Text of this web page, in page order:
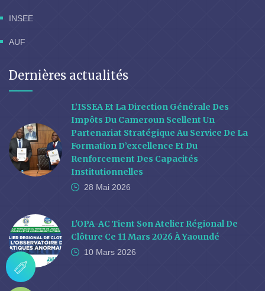
INSEE
AUF
Dernières actualités
L’ISSEA Et La Direction Générale Des
Impôts Du Cameroun Scellent Un
Partenariat Stratégique Au Service De La
Formation D’excellence Et Du
Renforcement Des Capacités
Institutionnelles
28 Mai 2026
L'OPA-AC Tient Son Atelier Régional De
Clôture Ce 11 Mars 2026 À Yaoundé
10 Mars 2026